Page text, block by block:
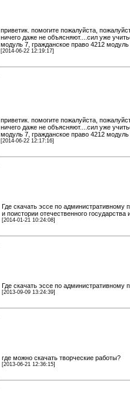
приветик. помогите пожалуйста,
ничего даже не объясняют....сил уже
модуль 7, гражданское право 4212
[2014-06-22 12:19:17]
приветик. помогите пожалуйста,
ничего даже не объясняют....сил уже
модуль 7, гражданское право 4212
[2014-06-22 12:17:16]
Где скачать эссе по административному
и поистории отечественного государства
[2014-01-21 10:24:08]
Где скачать эссе по административному
[2013-09-09 13:24:39]
где можно скачать творческие работы?
[2013-06-21 12:36:15]